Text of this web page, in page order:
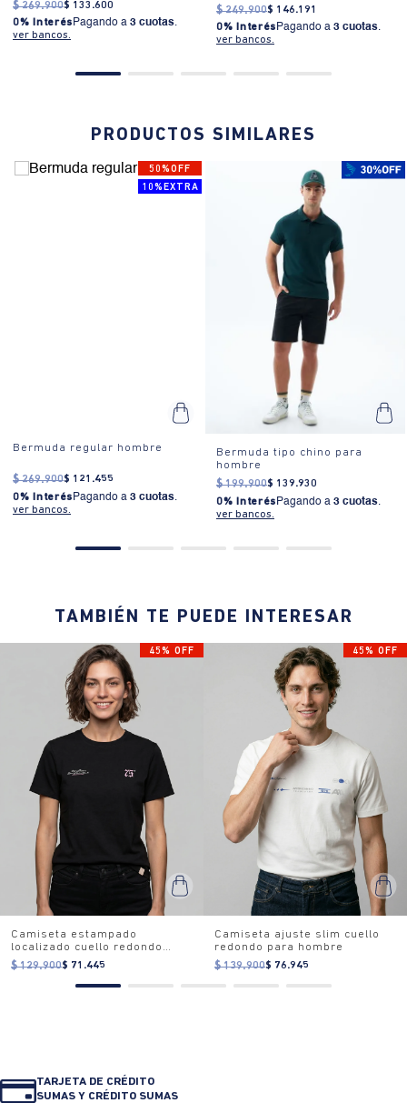
$ 269.900$ 133 .600
0% Interés Pagando a 3 cuotas.
ver bancos.
$ 249.900$ 146.191
0% Interés Pagando a 3 cuotas.
ver bancos.
PRODUCTOS SIMILARES
50%OFF
10%EXTRA
Bermuda regular hombre
$ 269.900$ 121 .455
0% Interés Pagando a 3 cuotas.
ver bancos.
Bermuda tipo chino para
hombre
$ 199.900$ 139.930
0% Interés Pagando a 3 cuotas.
ver bancos.
TAMBIÉN TE PUEDE INTERESAR
45% OFF
Camiseta estampado
localizado cuello redondo
para mujer
$ 129.900$ 71.445
45% OFF
Camiseta ajuste slim cuello
redondo para hombre
$ 139.900$ 76.945
TARJETA DE CRÉDITO
SUMAS Y CRÉDITO SUMAS